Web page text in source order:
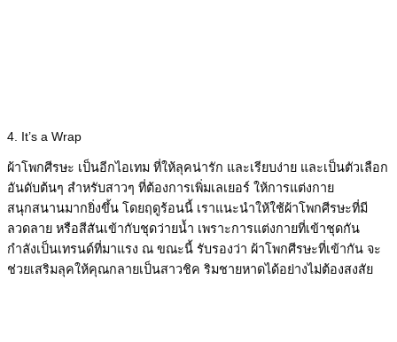
4. It’s a Wrap
ผ้าโพกศีรษะ เป็นอีกไอเทม ที่ให้ลุคน่ารัก และเรียบง่าย และเป็นตัวเลือก
อันดับต้นๆ สำหรับสาวๆ ที่ต้องการเพิ่มเลเยอร์ ให้การแต่งกาย
สนุกสนานมากยิ่งขึ้น โดยฤดูร้อนนี้ เราแนะนำให้ใช้ผ้าโพกศีรษะที่มี
ลวดลาย หรือสีสันเข้ากับชุดว่ายน้ำ เพราะการแต่งกายที่เข้าชุดกัน
กำลังเป็นเทรนด์ที่มาแรง ณ ขณะนี้ รับรองว่า ผ้าโพกศีรษะที่เข้ากัน จะ
ช่วยเสริมลุคให้คุณกลายเป็นสาวชิค ริมชายหาดได้อย่างไม่ต้องสงสัย